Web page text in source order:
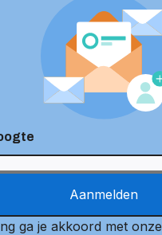
Aanmelden
ga je akkoord met onze